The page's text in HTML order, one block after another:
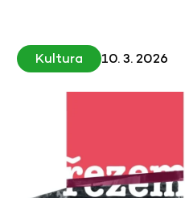
Kultura 10. 3. 2026